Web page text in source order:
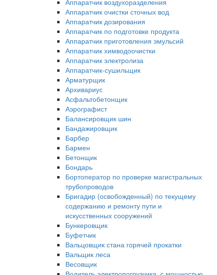
Аппаратчик очистки сточных вод
Аппаратчик дозирования
Аппаратчик по подготовке продукта
Аппаратчик приготовления эмульсий
Аппаратчик химводоочистки
Аппаратчик электролиза
Аппаратчик-сушильщик
Арматурщик
Архивариус
Асфальтобетонщик
Аэрографист
Балансировщик шин
Бандажировщик
Барбер
Бармен
Бетонщик
Бондарь
Бортоператор по проверке магистральных
трубопроводов
Бригадир (освобожденный) по текущему
содержанию и ремонту пути и
искусственных сооружений
Бункеровщик
Буфетчик
Вальцовщик стана горячей прокатки
Вальщик леса
Весовщик